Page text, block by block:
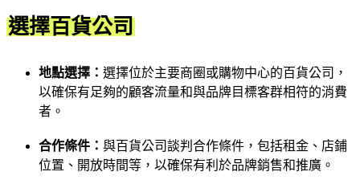
選擇百貨公司
地點選擇： 選擇位於主要商圈或購物中心的百貨公司，
以確保有足夠的顧客流量和與品牌目標客群相符的消費
者。
合作條件： 與百貨公司談判合作條件，包括租金、店鋪
位置、開放時間等，以確保有利於品牌銷售和推廣。